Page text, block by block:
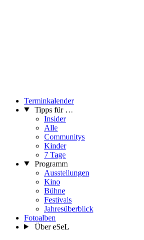
Terminkalender
Tipps für …
Insider
Alle
Communitys
Kinder
7 Tage
Programm
Ausstellungen
Kino
Bühne
Festivals
Jahresüberblick
Fotoalben
Über eSeL